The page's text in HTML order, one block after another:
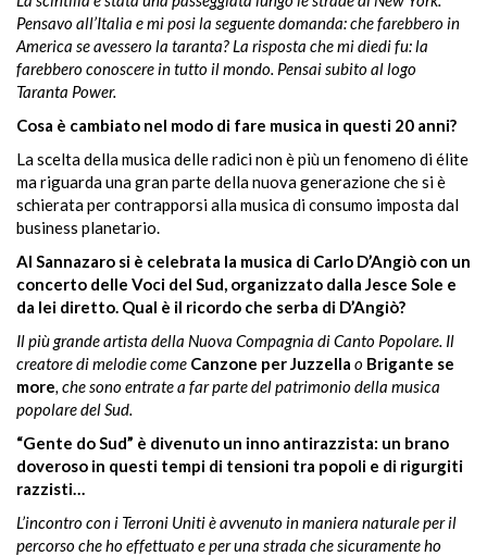
Pensavo all’Italia e mi posi la seguente domanda: che farebbero in
America se avessero la taranta? La risposta che mi diedi fu: la
farebbero conoscere in tutto il mondo. Pensai subito al logo
Taranta Power.
Cosa è cambiato nel modo di fare musica in questi 20 anni?
La scelta della musica delle radici non è piùun fenomeno di élite
ma riguarda una gran parte della nuova generazione che si è
schierata per contrapporsi alla musica di consumo imposta dal
business planetario.
Al Sannazaro si è celebrata la musica di Carlo D’Angiò con un
concerto delle Voci del Sud, organizzato dalla Jesce Sole e
da lei diretto. Qual è il ricordo che serba di D’Angiò?
Il più grande artista della Nuova Compagnia di Canto Popolare. Il
creatore di melodie come Canzone per Juzzella o Brigante se
more, che sono entrate a far parte del patrimonio della musica
popolare del Sud.
“Gente do Sud” è divenuto un inno antirazzista: un brano
doveroso in questi tempi di tensioni tra popoli e di rigurgiti
razzisti…
L’incontro con i Terroni Uniti è avvenuto in maniera naturale per il
percorso che ho effettuato e per una strada che sicuramente ho